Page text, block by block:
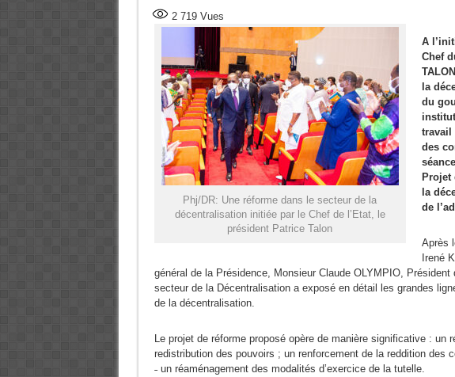
2 719Vues
Phj/DR: Une réforme dans le secteur de la
décentralisation initiée par le Chef de l’Etat, le
président Patrice Talon
A
Chef
la
du
travail
des
Projet
la
de
Après
Irené
général de la Présidence, Monsieur Claude OLYMPIO,
secteur de la Décentralisation a exposé en détail les grandes
de la décentralisation.
Le projet de réforme proposé opère de manière significative : un
redistribution des pouvoirs ; un renforcement de la reddition des
˗ un réaménagement des modalités d’exercice de la tutelle.